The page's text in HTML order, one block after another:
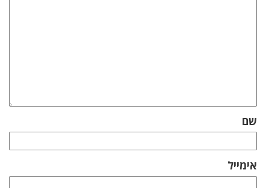
שם
אימייל